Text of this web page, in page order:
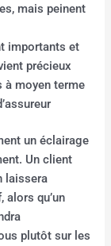
mais peinent
importants et
précieux
à moyen terme
un éclairage
Un client
laissera
qu’un
plutôt sur les